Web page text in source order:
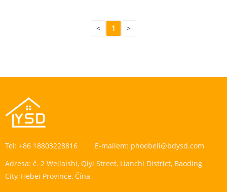
< 1 >
Tel: +86 18803228816 E-mailem: phoebeli@bdysd.com
Adresa: č. 2 Weilaishi, Qiyi Street, Lianchi District, Baoding
City, Hebei Province, Čína